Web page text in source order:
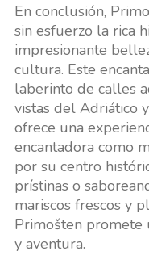
En conclusión,
sin esfuerzo la rica
impresionante
cultura. Este
laberinto de calles
vistas del Adriático
ofrece una
encantadora como
por su centro
prístinas o
mariscos frescos y
Primošten promete
y aventura.